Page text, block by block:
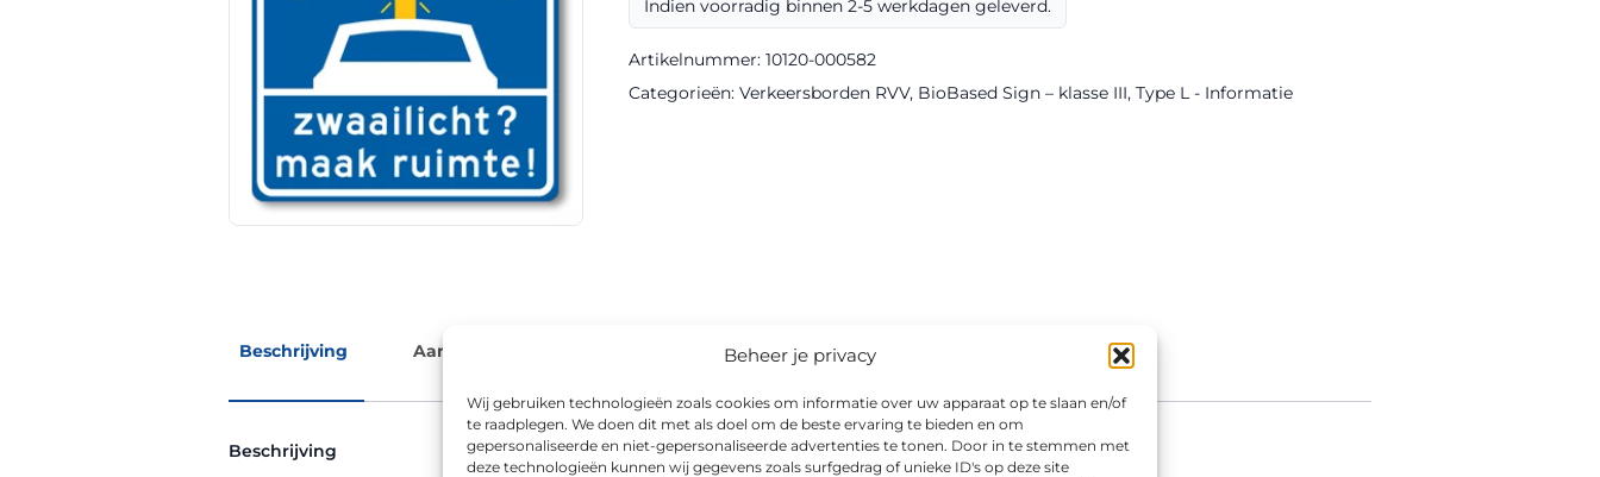
Beheer je privacy
Wij gebruiken technologieën zoals cookies om informatie over uw apparaat op te slaan en/of
te raadplegen. We doen dit met als doel om de beste ervaring te bieden en om
gepersonaliseerde en niet-gepersonaliseerde advertenties te tonen. Door in te stemmen met
deze technologieën kunnen wij gegevens zoals surfgedrag of unieke ID's op deze site
Sign
aantal
Indien voorradig binnen 2-5 werkdagen geleverd.
Artikelnummer: 10120-000582
Categorieën: Verkeersborden RVV, BioBased Sign – klasse III, Type L - Informatie
Beschrijving Aanvullende informatie
Beschrijving